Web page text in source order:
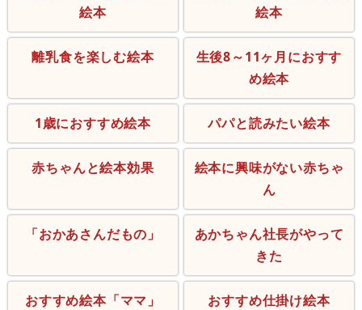
絵本
絵本
離乳食を楽しむ絵本
生後8～11ヶ月におすす
め絵本
1歳におすすめ絵本 パパと読みたい絵本
赤ちゃんと絵本効果
絵本に興味がない赤ちゃ
ん
「おかあさんだもの」
あかちゃん社長がやって
きた
おすすめ絵本「ママ」 おすすめ仕掛け絵本